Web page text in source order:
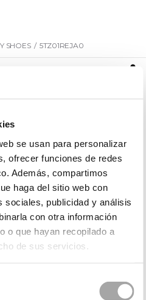
se usan para personalizar
ofrecer funciones de redes
Además, compartimos
haga del sitio web con
sociales, publicidad y análisis
con otra información
o que hayan recopilado a
de sus servicios.
SHOES / 5TZ01REJA0
straps on vamp.
APPOINTMENT